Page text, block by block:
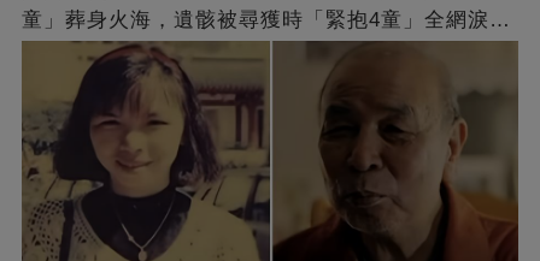
童」葬身火海，遺骸被尋獲時「緊抱4童」全網淚
崩：真正的英雄不該被遺忘